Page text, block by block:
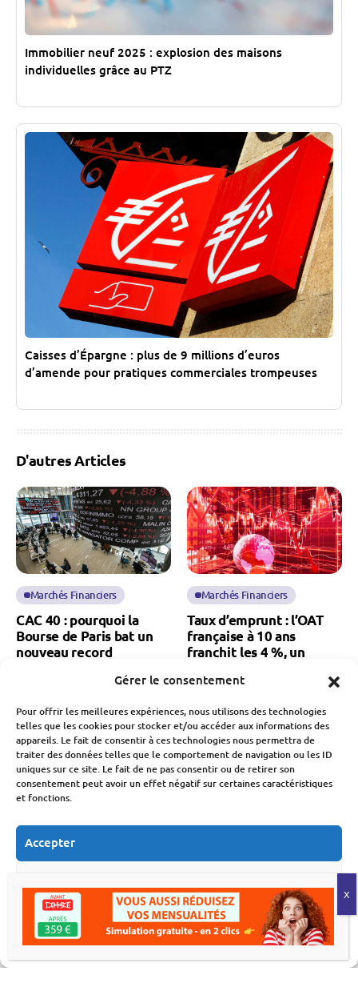
Gérer le consentement
Pour offrir les meilleures expériences, nous utilisons des technologies
telles que les cookies pour stocker et/ou accéder aux informations des
appareils. Le fait de consentir à ces technologies nous permettra de
traiter des données telles que le comportement de navigation ou les ID
uniques sur ce site. Le fait de ne pas consentir ou de retirer son
consentement peut avoir un effet négatif sur certaines caractéristiques
et fonctions.
Accepter
Voir les préférences
Politique de cookiesDéclaration de confidentialité
Immobilier neuf 2025 : explosion des maisons
individuelles grâce au PTZ
Caisses d’Épargne : plus de 9 millions d’euros
d’amende pour pratiques commerciales trompeuses
D'autres Articles
Marchés Financiers
CAC 40 : pourquoi la
Bourse de Paris bat un
nouveau record
5 Août 2026
Marchés Financiers
Taux d’emprunt : l’OAT
française à 10 ans
franchit les 4 %, un
23 Juillet 2026
Crédit
Marchés Financiers
Taux d’emprunt :
nouvelle alerte sur les
marchés
Fabien Monvoisin
22 Juillet 2026
Dette française : le taux
approche les 4 %
Fabien Monvoisin